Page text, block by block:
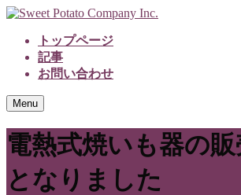
トップページ
記事
お問い合わせ
Menu
電熱式焼いも器の
となりました